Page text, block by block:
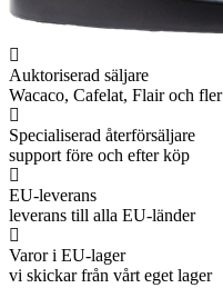
Auktoriserad säljare
Wacaco, Cafelat, Flair och fler
Specialiserad återförsäljare
support före och efter köp
EU-leverans
leverans till alla EU-länder
Varor i EU-lager
vi skickar från vårt eget lager